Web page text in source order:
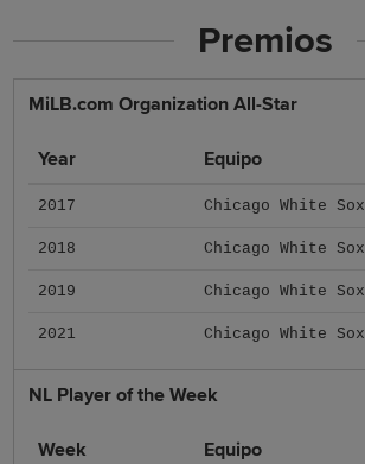
Premios
MiLB.com Organization All-Star
Year Equipo
2017 Chicago White Sox
2018 Chicago White Sox
2019 Chicago White Sox
2021 Chicago White Sox
NL Player of the Week
Week Equipo